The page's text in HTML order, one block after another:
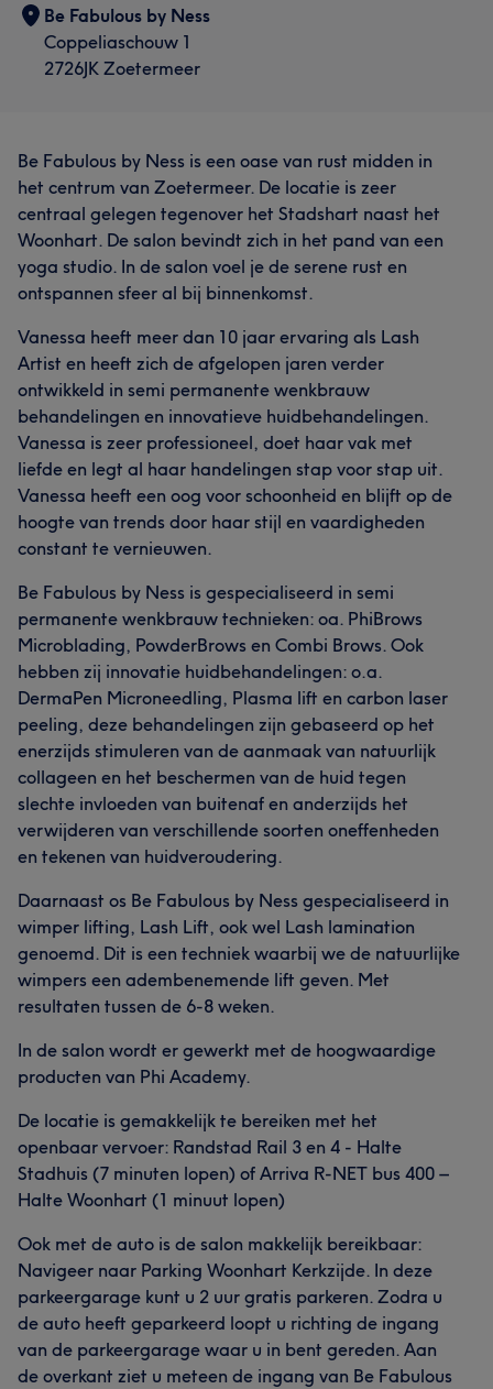
Be Fabulous by Ness
Coppeliaschouw 1
2726JK Zoetermeer
Be Fabulous by Ness is een oase van rust midden in
het centrum van Zoetermeer. De locatie is zeer
centraal gelegen tegenover het Stadshart naast het
Woonhart. De salon bevindt zich in het pand van een
yoga studio. In de salon voel je de serene rust en
ontspannen sfeer al bij binnenkomst.
Vanessa heeft meer dan 10 jaar ervaring als Lash
Artist en heeft zich de afgelopen jaren verder
ontwikkeld in semi permanente wenkbrauw
behandelingen en innovatieve huidbehandelingen.
Vanessa is zeer professioneel, doet haar vak met
liefde en legt al haar handelingen stap voor stap uit.
Vanessa heeft een oog voor schoonheid en blijft op de
hoogte van trends door haar stijl en vaardigheden
constant te vernieuwen.
Be Fabulous by Ness is gespecialiseerd in semi
permanente wenkbrauw technieken: oa. PhiBrows
Microblading, PowderBrows en Combi Brows. Ook
hebben zij innovatie huidbehandelingen: o.a.
DermaPen Microneedling, Plasma lift en carbon laser
peeling, deze behandelingen zijn gebaseerd op het
enerzijds stimuleren van de aanmaak van natuurlijk
collageen en het beschermen van de huid tegen
slechte invloeden van buitenaf en anderzijds het
verwijderen van verschillende soorten oneffenheden
en tekenen van huidveroudering.
Daarnaast os Be Fabulous by Ness gespecialiseerd in
wimper lifting, Lash Lift, ook wel Lash lamination
genoemd. Dit is een techniek waarbij we de natuurlijke
wimpers een adembenemende lift geven. Met
resultaten tussen de 6-8 weken.
In de salon wordt er gewerkt met de hoogwaardige
producten van Phi Academy.
De locatie is gemakkelijk te bereiken met het
openbaar vervoer: Randstad Rail 3 en 4 - Halte
Stadhuis (7 minuten lopen) of Arriva R-NET bus 400 –
Halte Woonhart (1 minuut lopen)
Ook met de auto is de salon makkelijk bereikbaar:
Navigeer naar Parking Woonhart Kerkzijde. In deze
parkeergarage kunt u 2 uur gratis parkeren. Zodra u
de auto heeft geparkeerd loopt u richting de ingang
van de parkeergarage waar u in bent gereden. Aan
de overkant ziet u meteen de ingang van Be Fabulous